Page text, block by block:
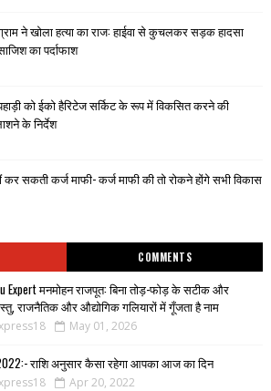
ने खोला हत्या का राज: हाईवा से कुचलकर सड़क हादसा
का पर्दाफाश
को ईको हैरिटेज सर्किट के रूप में विकसित करने की
के निर्देश
सकती कर्ज माफी- कर्ज माफी की तो रोकने होंगे सभी विकास
COMMENTS
Expert मनमोहन राजपूत: बिना तोड़-फोड़ के सटीक और
राजनैतिक और औद्योगिक गलियारों में गूँजता है नाम
May 01, 2026
राशि अनुसार कैसा रहेगा आपका आज का दिन
Apr 20, 2022